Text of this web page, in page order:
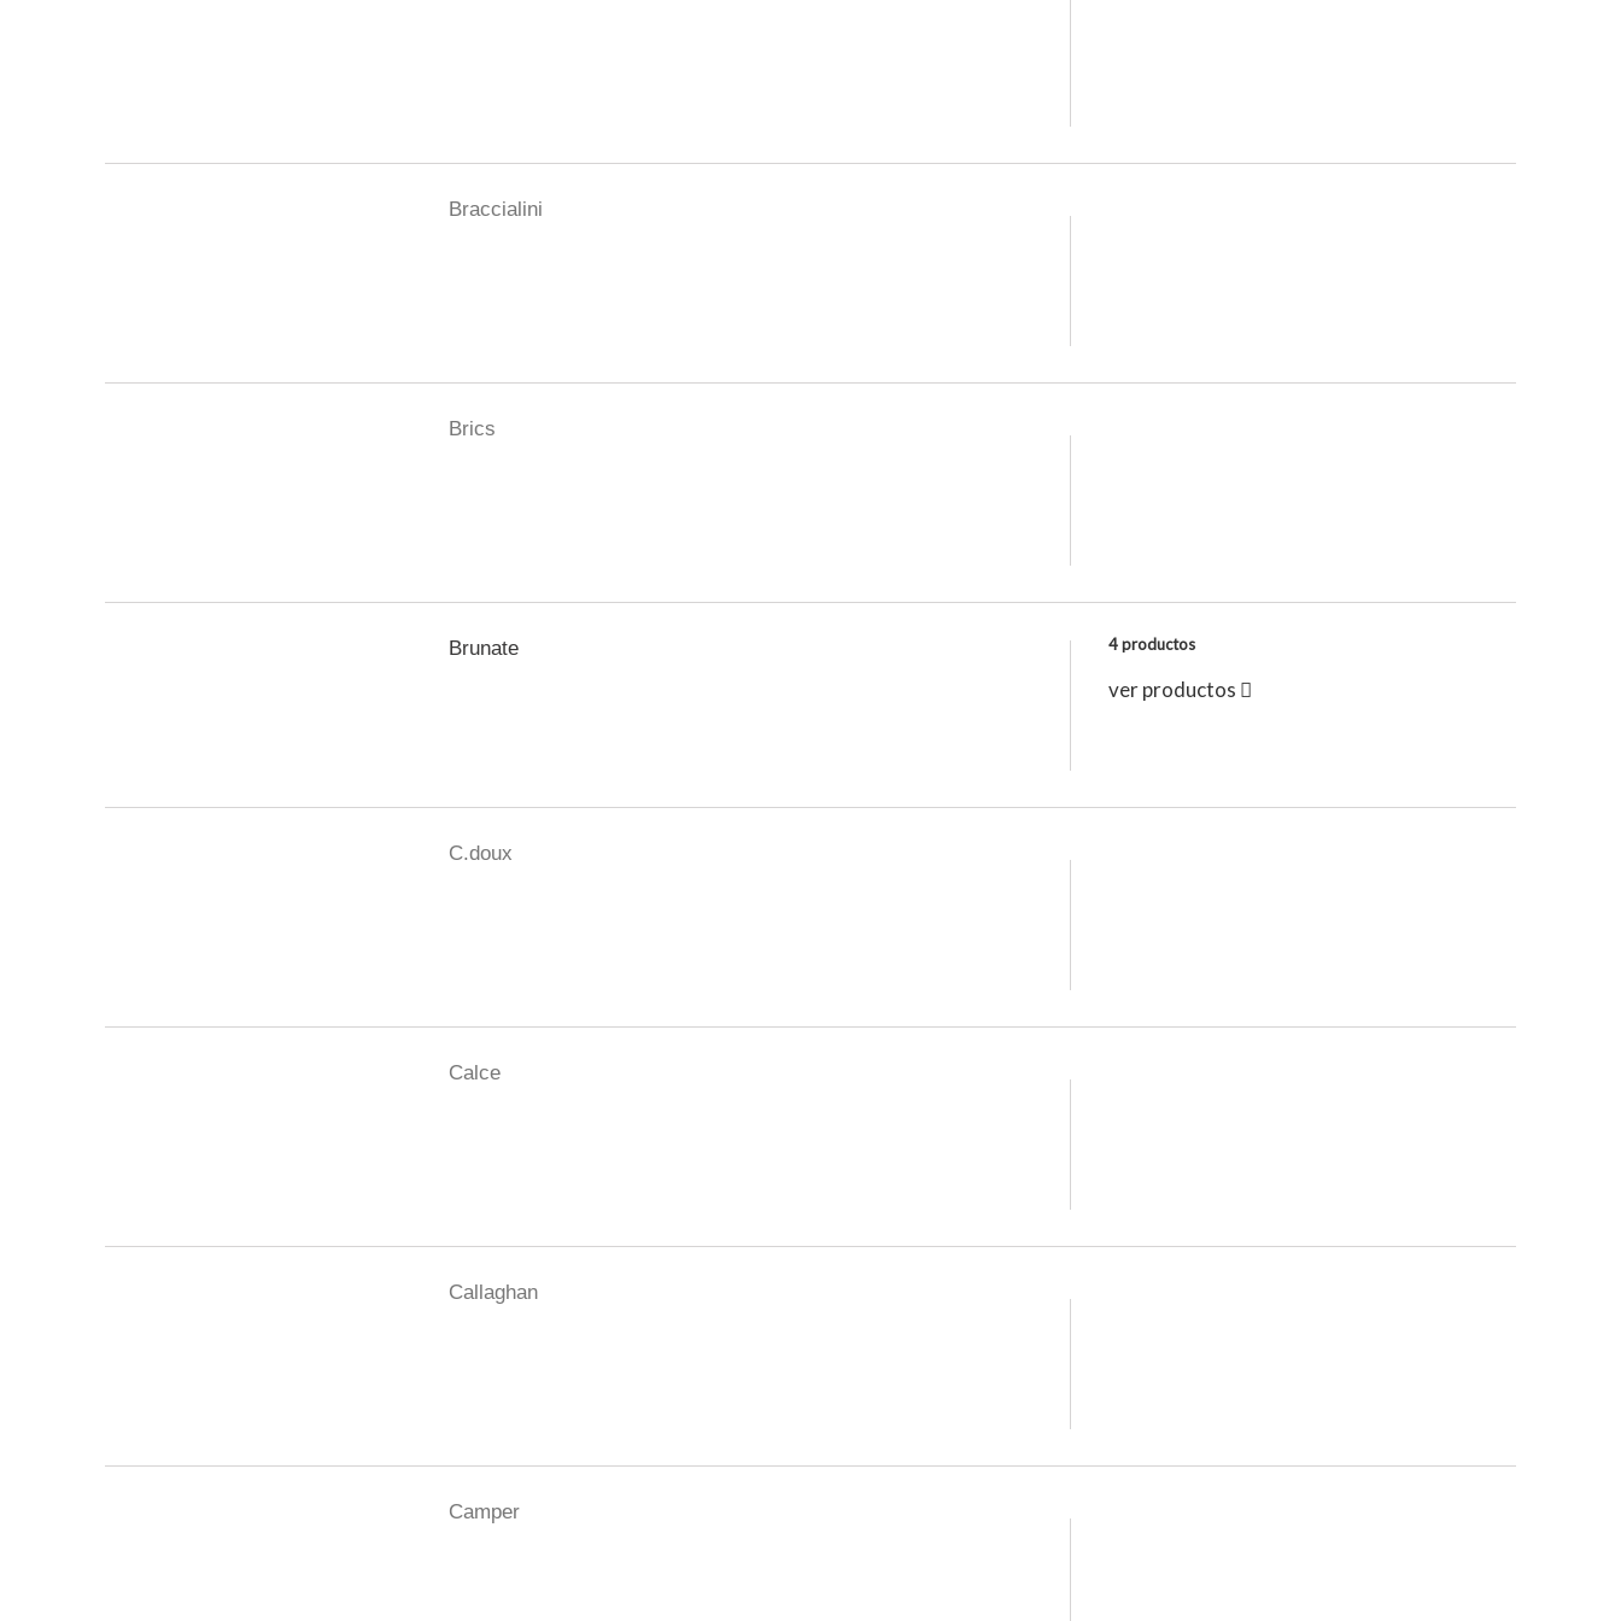
Braccialini
Brics
Brunate 4 productos
ver productos
C.doux
Calce
Callaghan
Camper